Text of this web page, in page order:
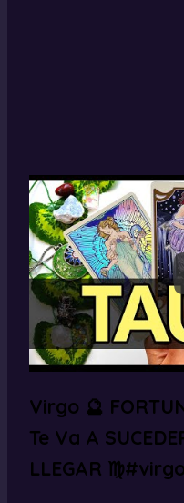
Virgo 🔮
Te Va A
LLEGAR